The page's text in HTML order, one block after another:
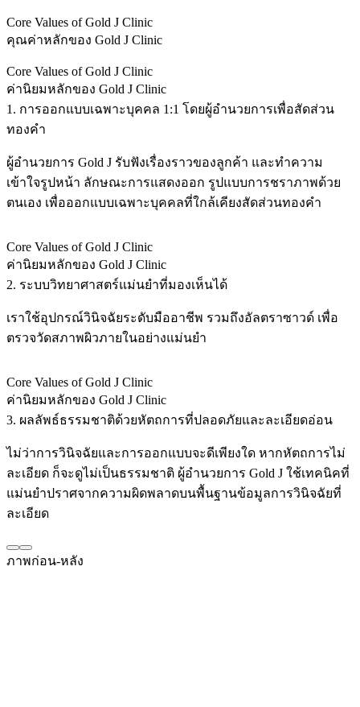
Core Values of Gold J Clinic
คุณค่าหลักของ Gold J Clinic
Core Values of Gold J Clinic
ค่านิยมหลักของ Gold J Clinic
1. การออกแบบเฉพาะบุคคล 1:1 โดยผู้อำนวยการเพื่อสัดส่วน
ทองคำ
ผู้อำนวยการ Gold J รับฟังเรื่องราวของลูกค้า และทำความ
เข้าใจรูปหน้า ลักษณะการแสดงออก รูปแบบการชราภาพด้วย
ตนเอง เพื่อออกแบบเฉพาะบุคคลที่ใกล้เคียงสัดส่วนทองคำ
Core Values of Gold J Clinic
ค่านิยมหลักของ Gold J Clinic
2. ระบบวิทยาศาสตร์แม่นยำที่มองเห็นได้
เราใช้อุปกรณ์วินิจฉัยระดับมืออาชีพ รวมถึงอัลตราซาวด์ เพื่อ
ตรวจวัดสภาพผิวภายในอย่างแม่นยำ
Core Values of Gold J Clinic
ค่านิยมหลักของ Gold J Clinic
3. ผลลัพธ์ธรรมชาติด้วยหัตถการที่ปลอดภัยและละเอียดอ่อน
ไม่ว่าการวินิจฉัยและการออกแบบจะดีเพียงใด หากหัตถการไม่
ละเอียด ก็จะดูไม่เป็นธรรมชาติ ผู้อำนวยการ Gold J ใช้เทคนิคที่
แม่นยำปราศจากความผิดพลาดบนพื้นฐานข้อมูลการวินิจฉัยที่
ละเอียด
ภาพก่อน-หลัง